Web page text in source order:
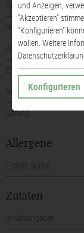
Qualitätsstufe
Herkunft
vorhandener Alkohol
Empfohlene
Rebsorte(n)
Gärung
Allergene
Enthält Sulfite
Zutaten
Inhaltsangaben
und Anzeigen,
"Akzeptieren"
"Konfigurieren"
wollen. Weitere
Konfigurieren